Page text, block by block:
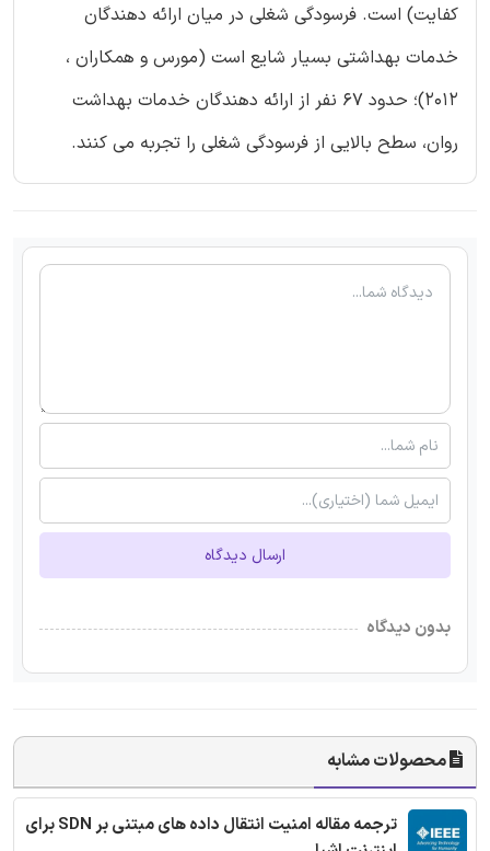
کفایت)‏ است. فرسودگی شغلی در میان ارائه دهندگان
خدمات بهداشتی بسیار شایع است (مورس و همکاران ،
2012)؛ حدود ۶۷ نفر از ارائه دهندگان خدمات بهداشت
روان، سطح بالایی از فرسودگی شغلی را تجربه می کنند.
ارسال دیدگاه
بدون دیدگاه
محصولات مشابه
ترجمه مقاله امنیت انتقال داده های مبتنی بر SDN برای